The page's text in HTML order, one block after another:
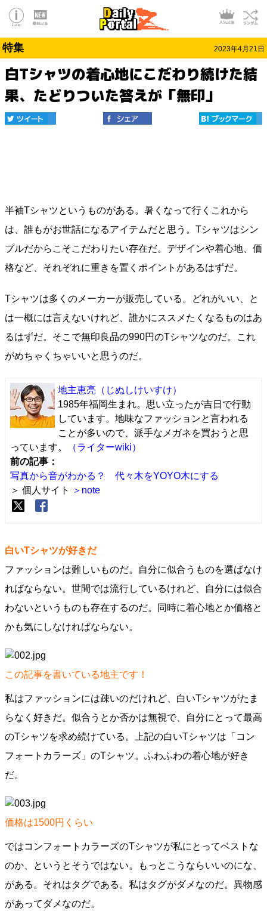
特集 2023年4月21日
白Tシャツの着心地にこだわり続けた結
果、たどりついた答えが「無印」
半袖Tシャツというものがある。暑くなって行くこれから
は、誰もがお世話になるアイテムだと思う。Tシャツはシン
プルだからこそこだわりたい存在だ。デザインや着心地、価
格など、それぞれに重きを置くポイントがあるはずだ。
Tシャツは多くのメーカーが販売している。どれがいい、と
は一概には言えないけれど、誰かにススメたくなるものはあ
るはずだ。そこで無印良品の990円のTシャツなのだ。これ
がめちゃくちゃいいと思うのだ。
地主恵亮 （じぬしけいすけ）
1985年福岡生まれ。思い立ったが吉日で行動
しています。地味なファッションと言われる
ことが多いので、派手なメガネを買おうと思
っています。
（ライターwiki）
前の記事：
写真から音がわかる？ 代々木をYOYO木にする
＞ 個人サイト
＞note
白いTシャツが好きだ
ファッションは難しいものだ。自分に似合うものを選ばなけ
ればならない。世間では流行しているけれど、自分には似合
わないというものも存在するのだ。同時に着心地とか価格と
かも気にしなければならない。
この記事を書いている地主です！
私はファッションには疎いのだけれど、白いTシャツがたま
らなく好きだ。似合うとか否かは無視で、自分にとって最高
のTシャツを求め続けている。上記の白いTシャツは「コン
フォートカラーズ」のTシャツ。ふわふわの着心地が好き
だ。
価格は1500円くらい
ではコンフォートカラーズのTシャツが私にとってベストな
のか、というとそうではない。もっとこうならいいのにな、
がある。それはタグである。私はタグがダメなのだ。異物感
があってダメなのだ。